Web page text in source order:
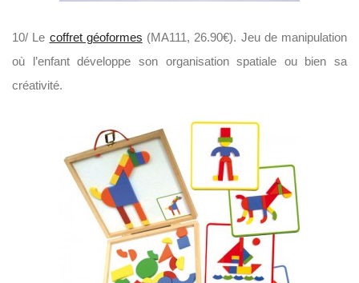
10/ Le coffret géoformes (MA111, 26.90€). Jeu de manipulation
où l’enfant développe son organisation spatiale ou bien sa
créativité.